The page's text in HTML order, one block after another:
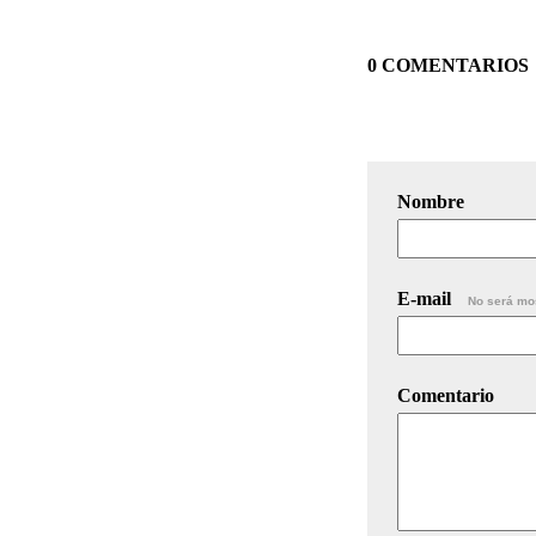
0 COMENTARIOS
Nombre
E-mail No será
Comentario